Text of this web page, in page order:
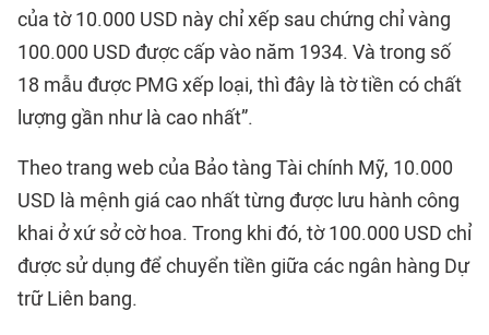
của tờ 10.000 USD này chỉ xếp sau chứng chỉ vàng
100.000 USD được cấp vào năm 1934. Và trong số
18 mẫu được PMG xếp loại, thì đây là tờ tiền có chất
lượng gần như là cao nhất”.
Theo trang web của Bảo tàng Tài chính Mỹ, 10.000
USD là mệnh giá cao nhất từng được lưu hành công
khai ở xứ sở cờ hoa. Trong khi đó, tờ 100.000 USD chỉ
được sử dụng để chuyển tiền giữa các ngân hàng Dự
trữ Liên bang.